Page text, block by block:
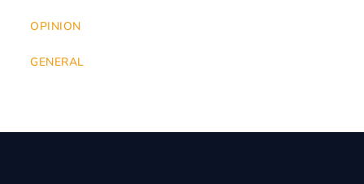
OPINION
GENERAL